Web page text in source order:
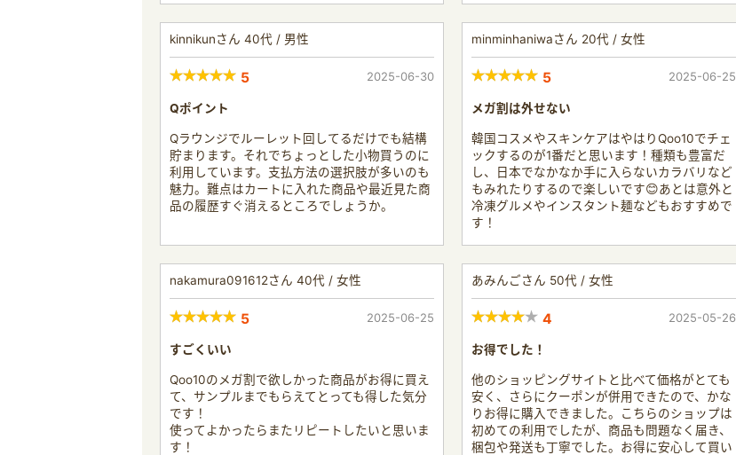
kinnikunさん 40代 / 男性
5 2025-06-30
Qポイント
Qラウンジでルーレット回してるだけでも結構
貯まります。それでちょっとした小物買うのに
利用しています。支払方法の選択肢が多いのも
魅力。難点はカートに入れた商品や最近見た商
品の履歴すぐ消えるところでしょうか。
minminhaniwaさん 20代 / 女性
5 2025-06-25
メガ割は外せない
韓国コスメやスキンケアはやはりQoo10でチェ
ックするのが1番だと思います！種類も豊富だ
し、日本でなかなか手に入らないカラバリなど
もみれたりするので楽しいです😊あとは意外と
冷凍グルメやインスタント麺などもおすすめで
す！
nakamura091612さん 40代 / 女性
5 2025-06-25
すごくいい
Qoo10のメガ割で欲しかった商品がお得に買え
て、サンプルまでもらえてとっても得した気分
です！
使ってよかったらまたリピートしたいと思いま
す！
あみんごさん 50代 / 女性
4 2025-05-26
お得でした！
他のショッピングサイトと比べて価格がとても
安く、さらにクーポンが併用できたので、かな
りお得に購入できました。こちらのショップは
初めての利用でしたが、商品も問題なく届き、
梱包や発送も丁寧でした。お得に安心して買い